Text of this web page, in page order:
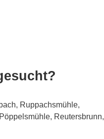
Ruppachsmühle,
Reutersbrunn,